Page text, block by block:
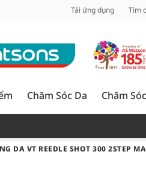
Tải ứng dụng Tìm
Chăm Sóc Da Chăm
DA VT REEDLE SHOT 300 2STEP